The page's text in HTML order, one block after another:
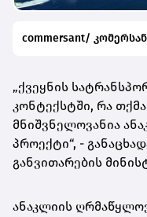
commersant/
„ქვეყნის
კონტექსტში, რა
მნიშვნელოვანია
პროექტი“, -
განვითარების
ანაკლიის